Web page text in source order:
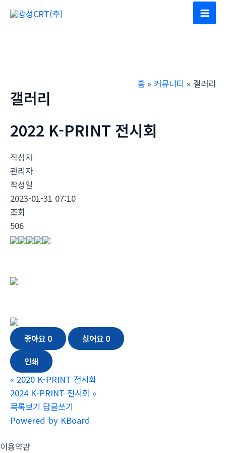
Main
홈 커뮤니티 갤러리
갤러리
2022 K-PRINT 전시회
작성자
관리자
작성일
2023-01-31 07:10
조회
506
좋아요 0 싫어요 0
인쇄
« 2020 K-PRINT 전시회
2024 K-PRINT 전시회 »
목록보기 답글쓰기
Powered by KBoard
이용약관